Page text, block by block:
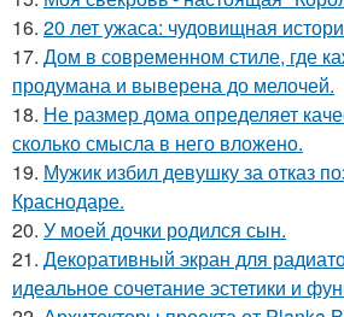
16. 20 лет ужаса: чудовищная
17. Дом в современном стиле, где
продумана и выверена до мелочей.
18. Не размер дома определяет
сколько смысла в него вложено.
19. Мужик избил девушку за отказ
Краснодаре.
20. У моей дочки родился сын.
21. Декоративный экран для
идеальное сочетание эстетики и